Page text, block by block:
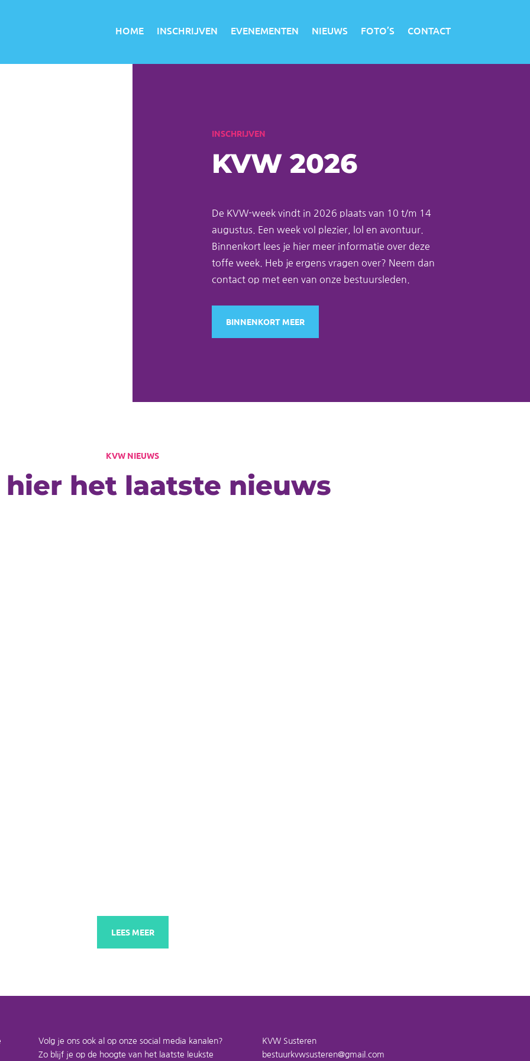
HOME INSCHRIJVEN EVENEMENTEN NIEUWS FOTO’S CONTACT
INSCHRIJVEN
KVW 2026
De KVW-week vindt in 2026 plaats van 10 t/m 14
augustus. Een week vol plezier, lol en avontuur.
Binnenkort lees je hier meer informatie over deze
toffe week. Heb jeergens vragen over? Neem dan
contact op met een van onze bestuursleden.
BINNENKORT MEER
KVW NIEUWS
hier het laatste nieuws
LEES MEER
Volg je ons ook al op onze social media kanalen?
Zo blijf je op de hoogte van het laatste leukste
KVW Susteren
bestuurkvwsusteren@gmail.com